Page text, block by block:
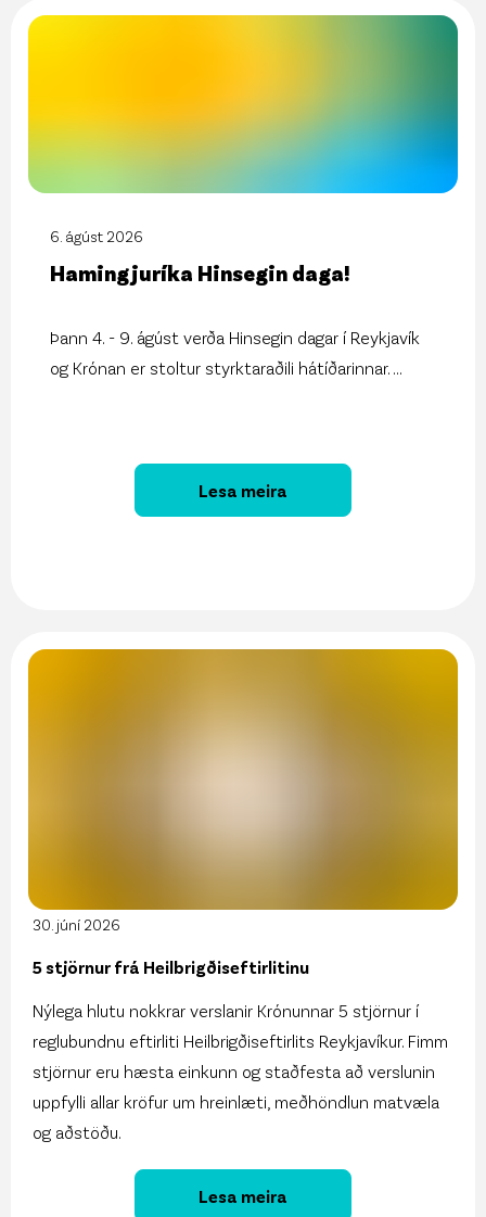
6. ágúst 2026
Hamingjuríka Hinsegin daga!
Þann 4. - 9. ágúst verða Hinsegin dagar í Reykjavík
og Krónan er stoltur styrktaraðili hátíðarinnar.
Lesa meira
30. júní 2026
5 stjörnur frá Heilbrigðiseftirlitinu
Nýlega hlutu nokkrar verslanir Krónunnar 5 stjörnur í
reglubundnu eftirliti Heilbrigðiseftirlits Reykjavíkur. Fimm
stjörnur eru hæsta einkunn og staðfesta að verslunin
uppfylli allar kröfur um hreinlæti, meðhöndlun matvæla
og aðstöðu.
Lesa meira